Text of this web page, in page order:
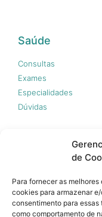
de
Para fornecer as
cookies para armazenar
consentimento para
como comportamento de
Saúde
Consultas
Exames
Especialidades
Dúvidas